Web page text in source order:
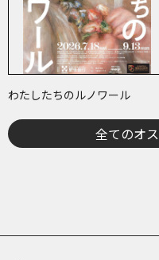
わたしたちのルノワール
全てのオ